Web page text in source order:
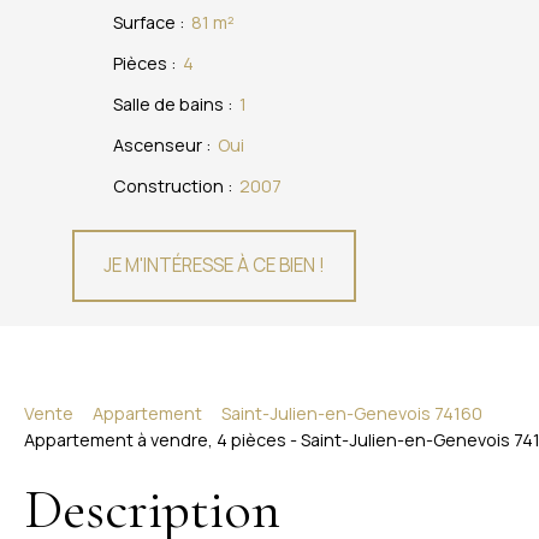
Surface : 81 m²
Pièces : 4
Salle de bains : 1
Ascenseur : Oui
Construction : 2007
JE M'INTÉRESSE À CE BIEN !
Vente Appartement
Saint-Julien-en-Genevois 74160
Appartement à vendre, 4 pièces - Saint-Julien-en-Genevois
Description